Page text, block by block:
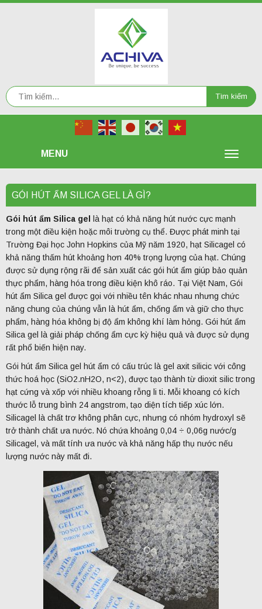
Tìm
kiếm:
Tìm kiếm
MENU
GÓI HÚT ẨM SILICA GEL LÀ GÌ?
Gói hút ẩm Silica gel
là hạt có khả năng hút nước cực mạnh
trong một điều kiện hoặc môi trường cụ thể. Được phát minh tại
Trường Đại học John Hopkins của Mỹ năm 1920, hạt Silicagel có
khả năng thấm hút khoảng hơn 40% trọng lượng của hạt. Chúng
được sử dụng rộng rãi để sản xuất các gói hút ẩm giúp bảo quản
thực phẩm, hàng hóa trong điều kiện khô ráo. Tại Việt Nam, Gói
hút ẩm Silica gel được gọi với nhiều tên khác nhau nhưng chức
năng chung của chúng vẫn là hút ẩm, chống ẩm và giữ cho thực
phẩm, hàng hóa không bị độ ẩm không khí làm hỏng. Gói hút ẩm
Silica gel là giải pháp chống ẩm cực kỳ hiệu quả và được sử dụng
rất phổ biến hiện nay.
Gói hút ẩm Silica gel hút ẩm có cấu trúc là gel axit silicic với công
thức hoá học (SiO2.nH2O, n<2), được tạo thành từ dioxit silic trong
hạt cứng và xốp với nhiều khoang rỗng li ti. Mỗi khoang có kích
thước lỗ trung bình 24 angstrom, tạo diện tích tiếp xúc lớn.
Silicagel là chất trơ không phân cực, nhưng có nhóm hydroxyl sẽ
trở thành chất ưa nước. Nó chứa khoảng 0,04 ÷ 0,06g nước/g
Silicagel, và mất tính ưa nước và khả năng hấp thụ nước nếu
lượng nước này mất đi.